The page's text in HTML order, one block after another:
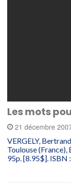
Les mots
21 décembre
VERGELY,
Toulouse (France),
95p. [8.95$]. ISBN